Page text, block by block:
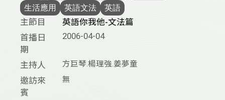
生活應用
英語文法 英語
主節目
英語你我他-文法篇
首播日
期
2006-04-04
主持人 方巨琴.楊理強.姜夢童
邀訪來
賓
無